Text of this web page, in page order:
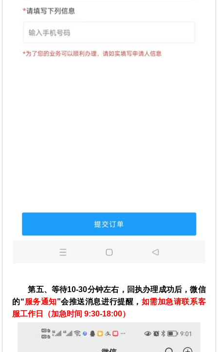
第五、等待10-30分钟左右，回执办理成功后，微信
的“服务通知”会推送消息进行提醒， 如需加急请联系客
服工作日（加急时间 9:30-18:00）